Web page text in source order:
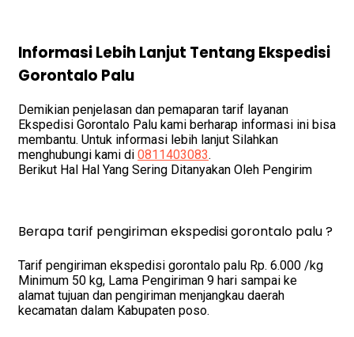
Informasi Lebih Lanjut Tentang Ekspedisi
Gorontalo Palu
Demikian penjelasan dan pemaparan tarif layanan
Ekspedisi Gorontalo Palu kami berharap informasi ini bisa
membantu. Untuk informasi lebih lanjut Silahkan
menghubungi kami di 0811403083.
Berikut Hal Hal Yang Sering Ditanyakan Oleh Pengirim
Berapa tarif pengiriman ekspedisi gorontalo palu ?
Tarif pengiriman ekspedisi gorontalo palu Rp. 6.000 /kg
Minimum 50 kg, Lama Pengiriman 9 hari sampai ke
alamat tujuan dan pengiriman menjangkau daerah
kecamatan dalam Kabupaten poso.